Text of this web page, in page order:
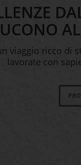
viaggio ricco di
lavorate con